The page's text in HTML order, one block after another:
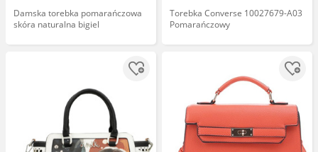
Damska torebka pomarańczowa
skóra naturalna bigiel
Torebka Converse 10027679-A03
Pomarańczowy